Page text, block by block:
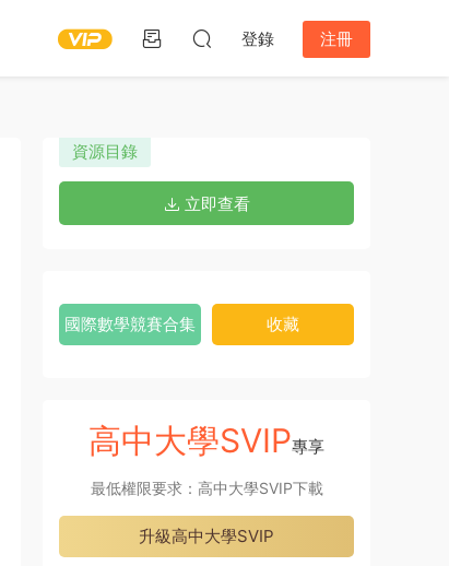
登錄 注冊
資源目錄
立即查看
國際數學競賽合集 收藏
高中大學SVIP專享
最低權限要求：高中大學SVIP下載
升級高中大學SVIP